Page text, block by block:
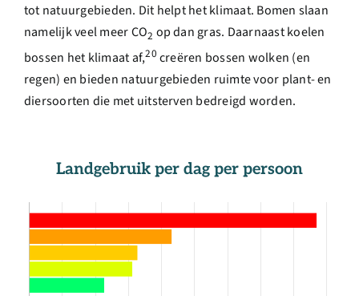
tot natuurgebieden. Dit helpt het klimaat. Bomen slaan
namelijk veel meer CO2 op dan gras. Daarnaast koelen
bossen het klimaat af,20 creëren bossen wolken (en
regen) en bieden natuurgebieden ruimte voor plant- en
diersoorten die met uitsterven bedreigd worden.
Landgebruik per dag per persoon